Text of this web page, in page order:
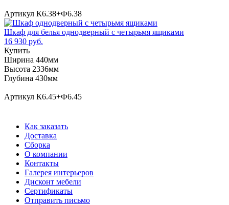
Артикул К6.38+Ф6.38
Шкаф для белья однодверный с четырьмя ящиками
16 930 руб.
Купить
Ширина 440мм
Высота 2336мм
Глубина 430мм
Артикул К6.45+Ф6.45
Как заказать
Доставка
Сборка
О компании
Контакты
Галерея интерьеров
Дисконт мебели
Сертификаты
Отправить письмо